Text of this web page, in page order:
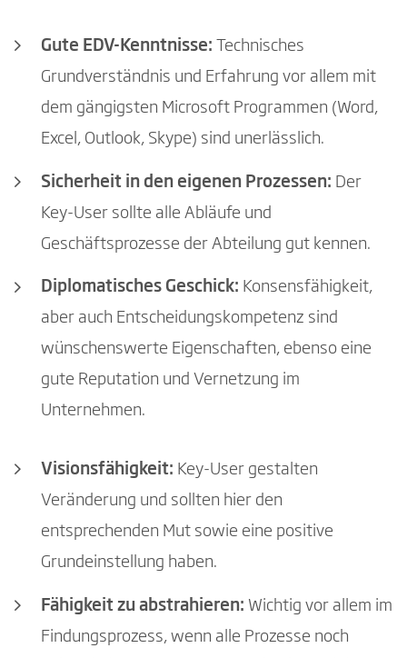
Gute EDV-Kenntnisse:
Technisches
Grundverständnis und Erfahrung vor allem mit
dem gängigsten Microsoft Programmen (Word,
Excel, Outlook, Skype) sind unerlässlich.
Sicherheit in den eigenen Prozessen: Der
Key-User sollte alle Abläufe und
Geschäftsprozesse der Abteilung gut kennen.
Diplomatisches Geschick: Konsensfähigkeit,
aber auch Entscheidungskompetenz sind
wünschenswerte Eigenschaften, ebenso eine
gute Reputation und Vernetzung im
Unternehmen.
Visionsfähigkeit: Key-User gestalten
Veränderung und sollten hier den
entsprechenden Mut sowie eine positive
Grundeinstellung haben.
Fähigkeit zu abstrahieren: Wichtig vor allem im
Findungsprozess, wenn alle Prozesse noch